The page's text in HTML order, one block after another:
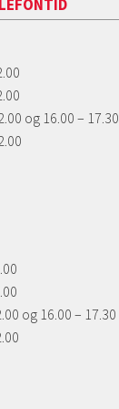
og 16.00 – 17.30
og 16.00 – 17.30